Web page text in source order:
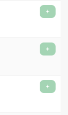
+
+
+